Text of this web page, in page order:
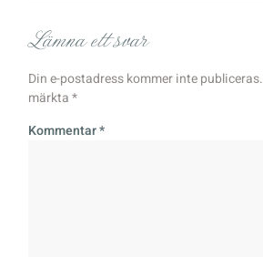
Lämna ett svar
Din e-postadress kommer inte publiceras.
märkta*
Kommentar*